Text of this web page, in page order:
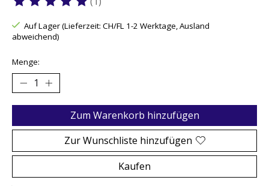
Die Bewertung dieses Produkts ist
Auf Lager (Lieferzeit: CH/FL 1-2 Werktage, Ausland
abweichend)
Menge:
Zum Warenkorb hinzufügen
Zur Wunschliste hinzufügen
Kaufen